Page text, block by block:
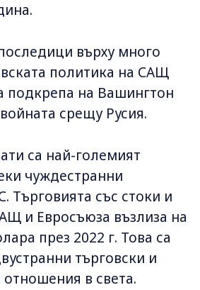
върху много
политика на САЩ
подкрепа на Вашингтон
срещу Русия.
са най-големият
чуждестранни
Търговията със стоки и
и Евросъюза възлиза на
през 2022 г. Това са
търговски и
в света.